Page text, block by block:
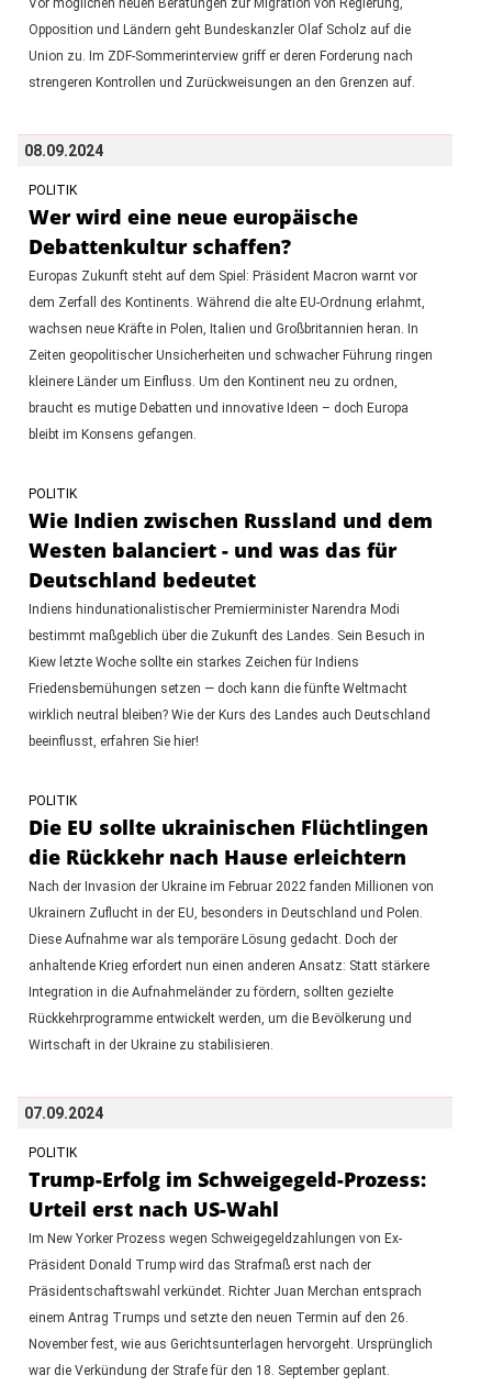
Vor möglichen neuen Beratungen zur Migration von Regierung,
Opposition und Ländern geht Bundeskanzler Olaf Scholz auf die
Union zu. Im ZDF-Sommerinterview griff er deren Forderung nach
strengeren Kontrollen und Zurückweisungen an den Grenzen auf.
08.09.2024
POLITIK
Wer wird eine neue europäische
Debattenkultur schaffen?
Europas Zukunft steht auf dem Spiel: Präsident Macron warnt vor
dem Zerfall des Kontinents. Während die alte EU-Ordnung erlahmt,
wachsen neue Kräfte in Polen, Italien und Großbritannien heran. In
Zeiten geopolitischer Unsicherheiten und schwacher Führung ringen
kleinere Länder um Einfluss. Um den Kontinent neu zu ordnen,
braucht es mutige Debatten und innovative Ideen – doch Europa
bleibt im Konsens gefangen.
POLITIK
Wie Indien zwischen Russland und dem
Westen balanciert - und was das für
Deutschland bedeutet
Indiens hindunationalistischer Premierminister Narendra Modi
bestimmt maßgeblich über die Zukunft des Landes. Sein Besuch in
Kiew letzte Woche sollte ein starkes Zeichen für Indiens
Friedensbemühungen setzen — doch kann die fünfte Weltmacht
wirklich neutral bleiben? Wie der Kurs des Landes auch Deutschland
beeinflusst, erfahren Sie hier!
POLITIK
Die EU sollte ukrainischen Flüchtlingen
die Rückkehr nach Hause erleichtern
Nach der Invasion der Ukraine im Februar 2022 fanden Millionen von
Ukrainern Zuflucht in der EU, besonders in Deutschland und Polen.
Diese Aufnahme war als temporäre Lösung gedacht. Doch der
anhaltende Krieg erfordert nun einen anderen Ansatz: Statt stärkere
Integration in die Aufnahmeländer zu fördern, sollten gezielte
Rückkehrprogramme entwickelt werden, um die Bevölkerung und
Wirtschaft in der Ukraine zu stabilisieren.
07.09.2024
POLITIK
Trump-Erfolg im Schweigegeld-Prozess:
Urteil erst nach US-Wahl
Im New Yorker Prozess wegen Schweigegeldzahlungen von Ex-
Präsident Donald Trump wird das Strafmaß erst nach der
Präsidentschaftswahl verkündet. Richter Juan Merchan entsprach
einem Antrag Trumps und setzte den neuen Termin auf den 26.
November fest, wie aus Gerichtsunterlagen hervorgeht. Ursprünglich
war die Verkündung der Strafe für den 18. September geplant.